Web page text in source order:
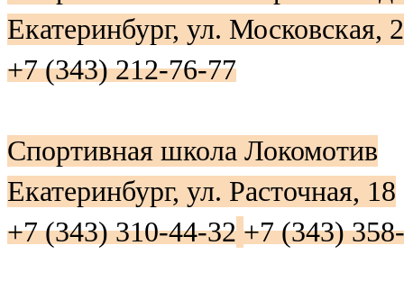
Екатеринбург, ул. Московская,
+7 (343) 212-76-77
Спортивная школа Локомотив
Екатеринбург, ул. Расточная, 18
+7 (343) 310-44-32 +7 (343)